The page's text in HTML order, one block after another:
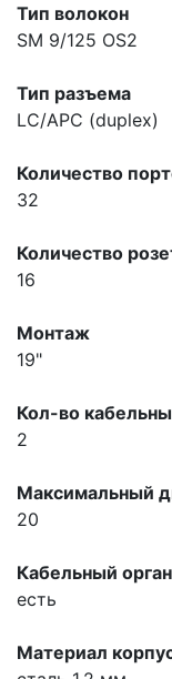
Тип волокон
SM 9/125 OS2
Тип разъема
LC/APC (duplex)
Количество
32
Количество
16
Монтаж
19"
Кол-во
2
Максимальный
20
Кабельный
есть
Материал